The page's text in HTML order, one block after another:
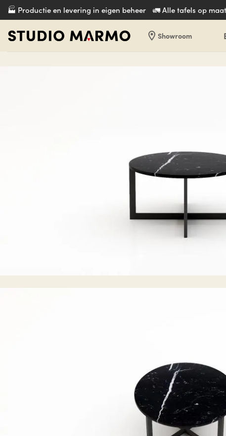
Ga
naar
inhoud
🏭 Productie en levering in eigen beheer 🚛 Alle tafels op
location_on Showroom